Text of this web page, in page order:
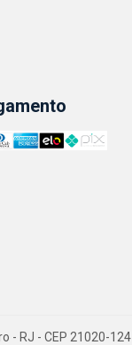
- RJ - CEP 21020-124